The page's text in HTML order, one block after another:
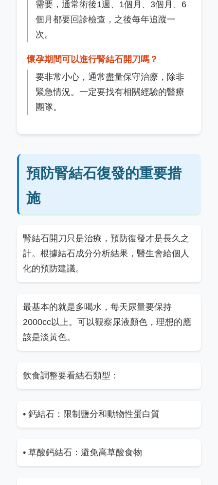
需要，通常術後1週、1個月、3個月、6
個月都要回診檢查，之後每年追蹤一
次。
懷孕期間可以進行腎結石開刀嗎？
要非常小心，通常盡量保守治療，除非
緊急情況。一定要找有相關經驗的醫療
團隊。
預防腎結石復發的重要措
施
腎結石開刀只是治療，預防復發才是長久之
計。根據結石成分分析結果，醫生會給個人
化的預防建議。
最基本的就是多喝水，每天尿量要保持
2000cc以上。可以觀察尿液顏色，理想的應
該是淡黃色。
飲食調整要看結石類型：
• 鈣結石：限制鹽分和動物性蛋白質
• 草酸鈣結石：避免高草酸食物